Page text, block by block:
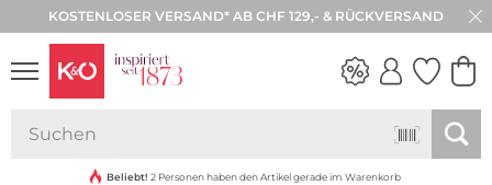
KOSTENLOSER VERSAND* AB CHF 129,- & RÜCKVERSAND
30 TAGE RÜCKGABE
VIBES
Beliebt! 2 Personen haben den Artikel gerade im Warenkorb